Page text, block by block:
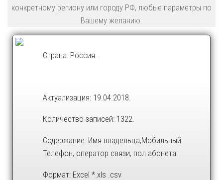
конкретному региону или городу РФ, любые параметры по
Вашему желанию.
Страна: Россия.
Актуализация: 19.04.2018.
Количество записей: 1322.
Содержание: Имя владельца,Мобильный
Телефон, оператор связи, пол абонета.
Формат: Excel *.xls .csv